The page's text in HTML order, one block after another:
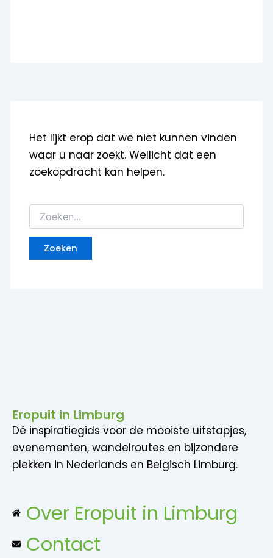
Het lijkt erop dat we niet kunnen vinden
waar u naar zoekt. Wellicht dat een
zoekopdracht kan helpen.
Eropuit in Limburg
Dé inspiratiegids voor de mooiste uitstapjes,
evenementen, wandelroutes en bijzondere
plekken in Nederlands en Belgisch Limburg.
Over Eropuit in Limburg
Contact